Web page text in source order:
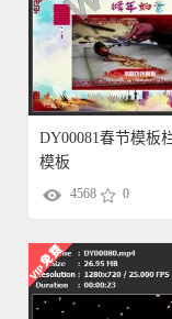
DY00081春节模板
模板
4568 0